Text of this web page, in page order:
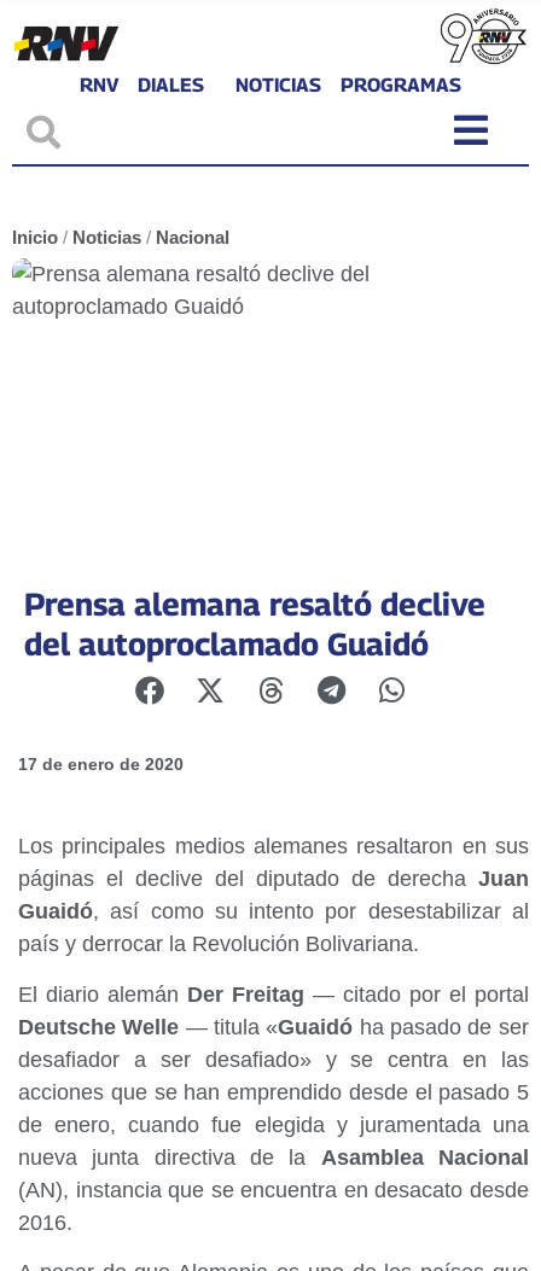
RNV DIALES NOTICIAS PROGRAMAS
Inicio / Noticias / Nacional
Prensa alemana resaltó declive
del autoproclamado Guaidó
17 de enero de 2020
Los principales medios alemanes resaltaron en sus
páginas el declive del diputado de derecha Juan
Guaidó, así como su intento por desestabilizar al
país y derrocar la Revolución Bolivariana.
El diario alemán Der Freitag — citado por el portal
Deutsche Welle — titula «Guaidó ha pasado de ser
desafiador a ser desafiado» y se centra en las
acciones que se han emprendido desde el pasado 5
de enero, cuando fue elegida y juramentada una
nueva junta directiva de la Asamblea Nacional
(AN), instancia que se encuentra en desacato desde
2016.